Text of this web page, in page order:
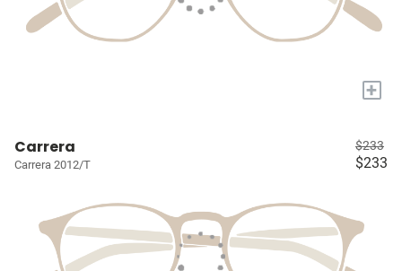
+
Carrera
Carrera 2012/T
$233
$233